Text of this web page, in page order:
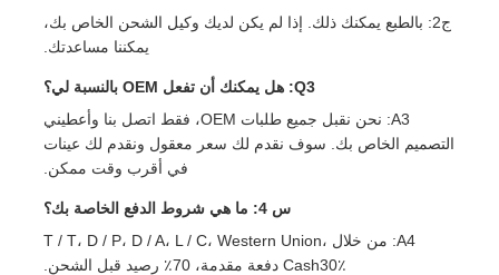
ج2: بالطبع يمكنك ذلك. إذا لم يكن لديك وكيل الشحن الخاص بك،
يمكننا مساعدتك.
Q3: هل يمكنك أن تفعل OEM بالنسبة لي؟
A3: نحن نقبل جميع طلبات OEM، فقط اتصل بنا وأعطيني
التصميم الخاص بك. سوف نقدم لك سعر معقول ونقدم لك عينات
في أقرب وقت ممكن.
س 4: ما هي شروط الدفع الخاصة بك؟
A4: من خلال T / T، D / P، D / A، L / C، Western Union،
Cash30٪ دفعة مقدمة، 70٪ رصيد قبل الشحن.